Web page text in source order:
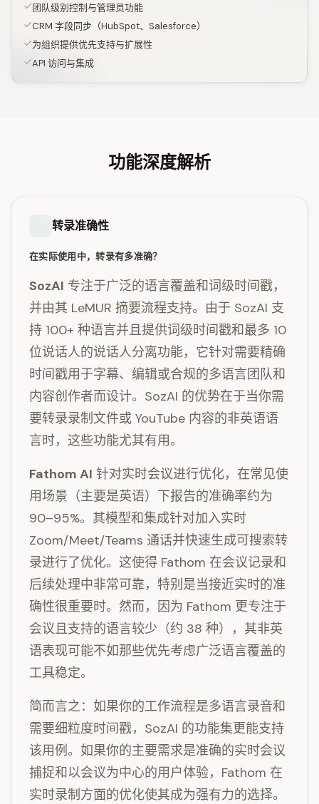
团队级别控制与管理员功能
CRM 字段同步（HubSpot、Salesforce）
为组织提供优先支持与扩展性
API 访问与集成
功能深度解析
转录准确性
在实际使用中，转录有多准确？
SozAI 专注于广泛的语言覆盖和词级时间戳，
并由其 LeMUR 摘要流程支持。由于 SozAI 支
持 100+ 种语言并且提供词级时间戳和最多 10
位说话人的说话人分离功能，它针对需要精确
时间戳用于字幕、编辑或合规的多语言团队和
内容创作者而设计。SozAI 的优势在于当你需
要转录录制文件或 YouTube 内容的非英语语
言时，这些功能尤其有用。
Fathom AI 针对实时会议进行优化，在常见使
用场景（主要是英语）下报告的准确率约为
90–95%。其模型和集成针对加入实时
Zoom/Meet/Teams 通话并快速生成可搜索转
录进行了优化。这使得 Fathom 在会议记录和
后续处理中非常可靠，特别是当接近实时的准
确性很重要时。然而，因为 Fathom 更专注于
会议且支持的语言较少（约 38 种），其非英
语表现可能不如那些优先考虑广泛语言覆盖的
工具稳定。
简而言之：如果你的工作流程是多语言录音和
需要细粒度时间戳，SozAI 的功能集更能支持
该用例。如果你的主要需求是准确的实时会议
捕捉和以会议为中心的用户体验，Fathom 在
实时录制方面的优化使其成为强有力的选择。